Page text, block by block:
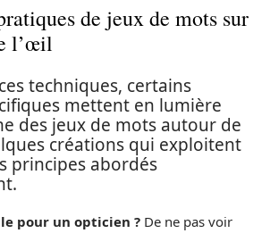
de jeux de mots sur
l’œil
techniques, certains
mettent en lumière
des jeux de mots autour de
créations qui exploitent
principes abordés
pour un opticien ? De ne pas voir